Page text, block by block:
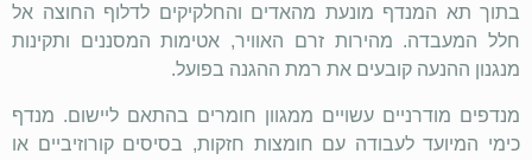
בתוך תא המנדף מונעת מהאדים והחלקיקים לדלוף החוצה אל
חלל המעבדה. מהירות זרם האוויר, אטימות המסננים ותקינות
מנגנון ההנעה קובעים את רמת ההגנה בפועל.
מנדפים מודרניים עשויים ממגוון חומרים בהתאם ליישום. מנדף
כימי המיועד לעבודה עם חומצות חזקות, בסיסים קורוזיביים או